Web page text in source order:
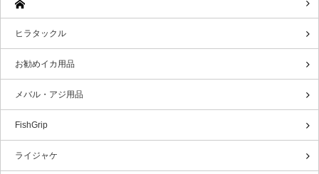
ヒラタックル
お勧めイカ用品
メバル・アジ用品
FishGrip
ライジャケ